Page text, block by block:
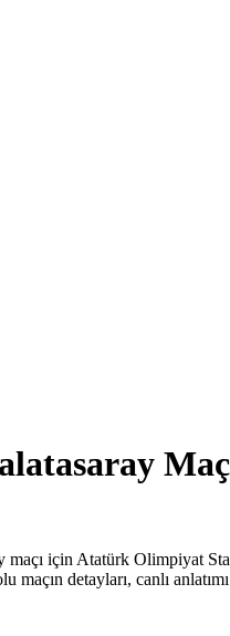
için Atatürk Olimpiyat
maçın detayları, canlı